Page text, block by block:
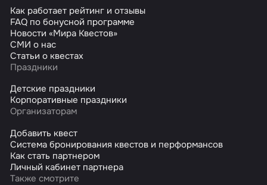
Как работает рейтинг и отзывы
FAQ по бонусной программе
Новости «Мира Квестов»
СМИ о нас
Статьи о квестах
Праздники
Детские праздники
Корпоративные праздники
Организаторам
Добавить квест
Система бронирования квестов и перформансов
Как стать партнером
Личный кабинет партнера
Также смотрите